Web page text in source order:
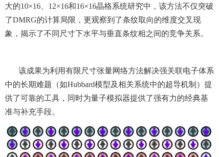
大的10×16、12×16和16×16晶格系统研究中，该方法不仅突破
了DMRG的计算局限，更观察到了条纹取向的维度交叉现
象，揭示了不同尺寸下水平与垂直条纹相之间的竞争关系。
该成果为利用有限尺寸张量网络方法解决强关联电子体系
中的长期难题（如Hubbard模型及相关系统中的超导机制） 提
供了可靠的工具 ，同时为量子模拟器提供了强有力的经典基
准与补充手段。